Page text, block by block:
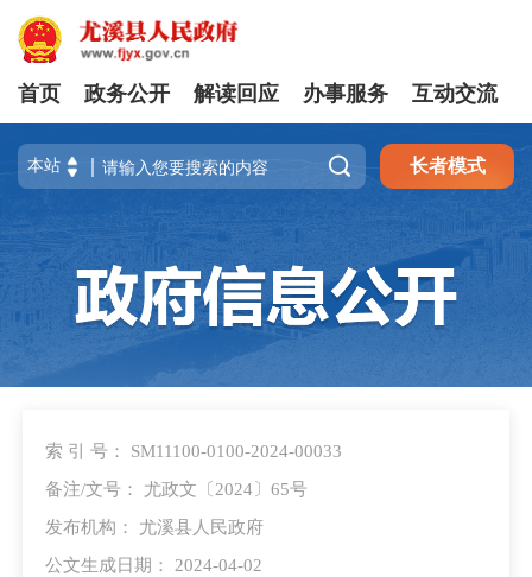
首页 政务公开 解读回应 办事服务 互动交流
 长者模式
索 引 号： SM11100-0100-2024-00033
备注/文号： 尤政文〔2024〕65号
发布机构： 尤溪县人民政府
公文生成日期： 2024-04-02